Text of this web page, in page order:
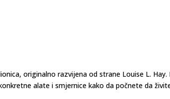
originalno razvijena od strane Louise L. Hay.
alate i smjernice kako da počnete da